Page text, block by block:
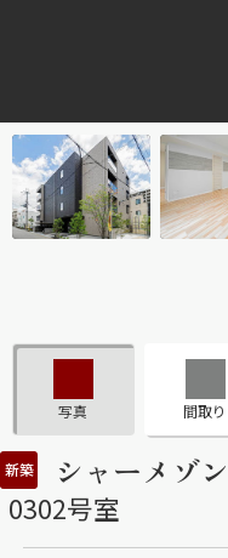
シャーメゾンとは
ン
ShaMaison STYLE
写真 間取り
新築 シャーメゾ
0302号室